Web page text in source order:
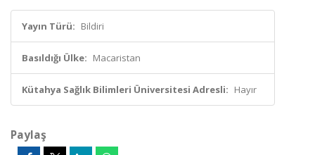
Yayın Türü: Bildiri
Basıldığı Ülke: Macaristan
Kütahya Sağlık Bilimleri Üniversitesi Adresli: Hayır
Paylaş